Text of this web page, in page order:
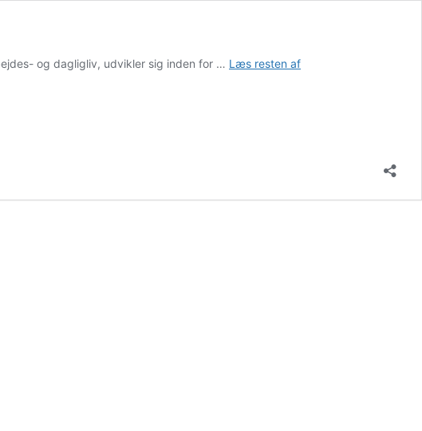
og dagligliv, udvikler sig inden for … Læs resten afArbejdsform